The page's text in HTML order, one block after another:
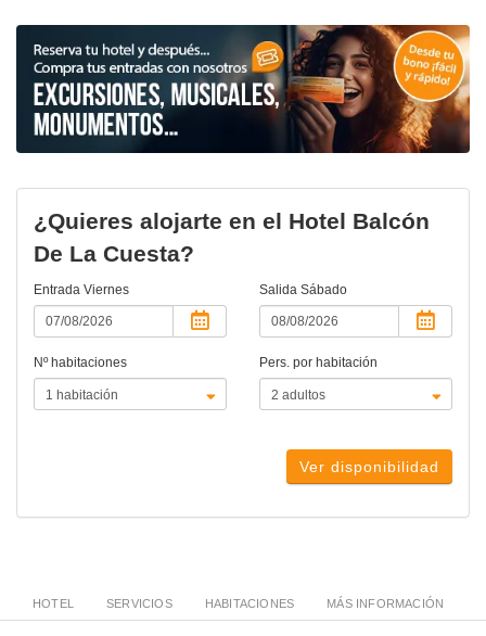
¿Quieres alojarte en el Hotel Balcón
De La Cuesta?
Entrada Viernes Salida Sábado
Nº habitaciones Pers. por habitación
Ver disponibilidad
HOTEL SERVICIOS HABITACIONES MÁS INFORMACIÓN